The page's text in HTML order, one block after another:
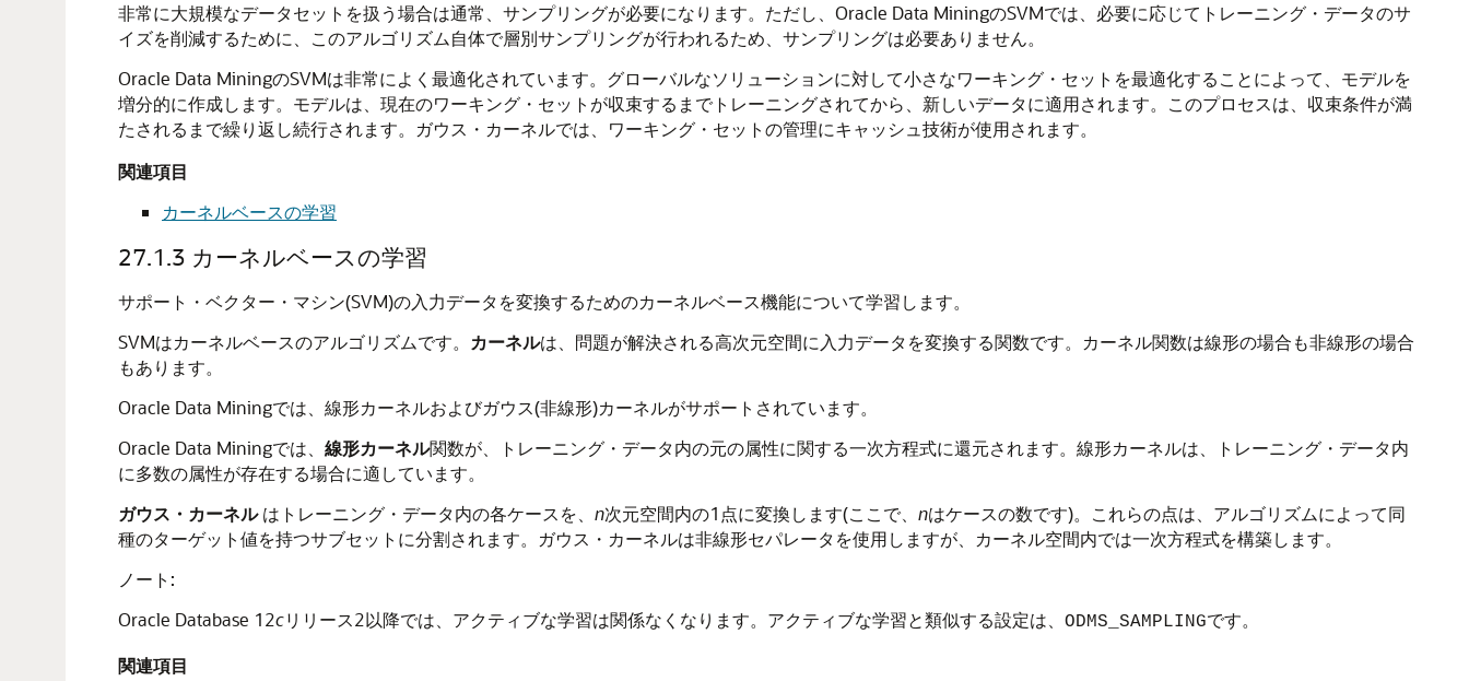
非常に大規模なデータセットを扱う場合は通常、サンプリングが必要になります。ただし、Oracle Data MiningのSVMでは、必要に応じてトレーニング・データのサ
イズを削減するために、このアルゴリズム自体で層別サンプリングが行われるため、サンプリングは必要ありません。
Oracle Data MiningのSVMは非常によく最適化されています。グローバルなソリューションに対して小さなワーキング・セットを最適化することによって、モデルを
増分的に作成します。モデルは、現在のワーキング・セットが収束するまでトレーニングされてから、新しいデータに適用されます。このプロセスは、収束条件が満
たされるまで繰り返し続行されます。ガウス・カーネルでは、ワーキング・セットの管理にキャッシュ技術が使用されます。
関連項目
カーネルベースの学習
27.1.3 カーネルベースの学習
サポート・ベクター・マシン(SVM)の入力データを変換するためのカーネルベース機能について学習します。
SVMはカーネルベースのアルゴリズムです。 カーネルは、問題が解決される高次元空間に入力データを変換する関数です。カーネル関数は線形の場合も非線形の場合
もあります。
Oracle Data Miningでは、線形カーネルおよびガウス(非線形)カーネルがサポートされています。
Oracle Data Miningでは、 線形カーネル関数が、トレーニング・データ内の元の属性に関する一次方程式に還元されます。線形カーネルは、トレーニング・データ内
に多数の属性が存在する場合に適しています。
ガウス・カーネルはトレーニング・データ内の各ケースを、 n次元空間内の1点に変換します(ここで、 nはケースの数です)。これらの点は、アルゴリズムによって同
種のターゲット値を持つサブセットに分割されます。ガウス・カーネルは非線形セパレータを使用しますが、カーネル空間内では一次方程式を構築します。
ノート:
Oracle Database 12cリリース2以降では、アクティブな学習は関係なくなります。アクティブな学習と類似する設定は、 ODMS_SAMPLINGです。
関連項目